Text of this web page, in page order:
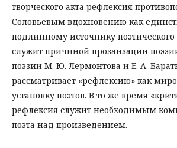
творческого акта рефлексия
Соловьевым вдохновению как
подлинному источнику поэтического
служит причиной прозаизации
поэзии М. Ю. Лермонтова и Е. А.
рассматривает «рефлексию» как
установку поэтов. В то же время
рефлексия служит необходимым
поэта над произведением.